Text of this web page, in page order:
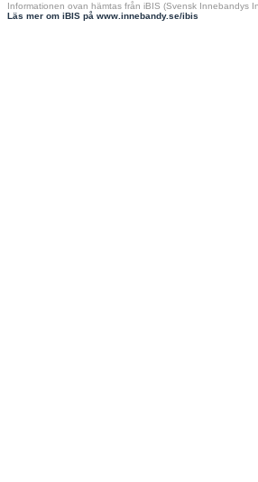
Informationen ovan hämtas från iBIS (Svensk Innebandys
Läs mer om iBIS på www.innebandy.se/ibis